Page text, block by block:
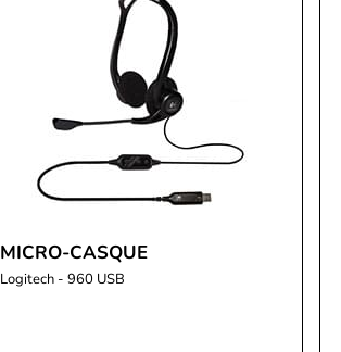
MICRO-CASQUE
Logitech - 960 USB